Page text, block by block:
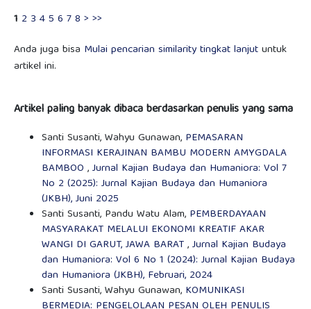
1 2 3 45 6 78 > >>
Anda juga bisa Mulai pencarian similarity tingkat lanjutuntuk
artikel ini.
Artikel paling banyak dibaca berdasarkan penulis yang sama
Santi Susanti, Wahyu Gunawan, PEMASARAN
INFORMASI KERAJINAN BAMBU MODERN AMYGDALA
BAMBOO ,Jurnal Kajian Budaya dan Humaniora: Vol 7
No 2 (2025): Jurnal Kajian Budaya dan Humaniora
(JKBH), Juni 2025
Santi Susanti, Pandu Watu Alam, PEMBERDAYAAN
MASYARAKAT MELALUI EKONOMI KREATIF AKAR
WANGI DI GARUT, JAWA BARAT,Jurnal Kajian Budaya
dan Humaniora: Vol 6 No 1 (2024): Jurnal Kajian Budaya
dan Humaniora (JKBH), Februari, 2024
Santi Susanti, Wahyu Gunawan, KOMUNIKASI